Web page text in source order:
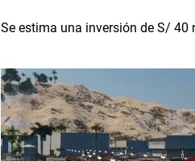
Se estima una inversión de S/ 40